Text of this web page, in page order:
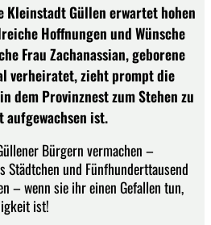
Kleinstadt Güllen erwartet hohen
Hoffnungen und Wünsche
Frau Zachanassian, geborene
verheiratet, zieht prompt die
dem Provinznest zum Stehen zu
ist.
Bürgern vermachen –
Städtchen und Fünfhunderttausend
– wenn sie ihr einen Gefallen tun,
ist!